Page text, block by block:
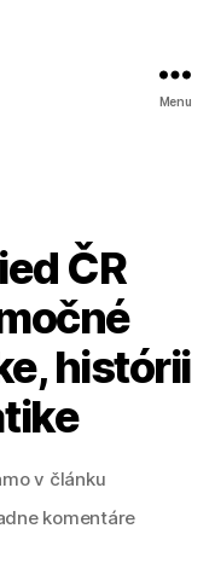
Menu
ČR
histórii
v článku
komentárena